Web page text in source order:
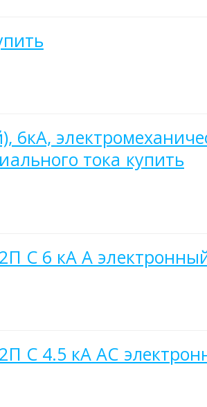
тока купить
C 6 кА A
C 4.5 кА AC